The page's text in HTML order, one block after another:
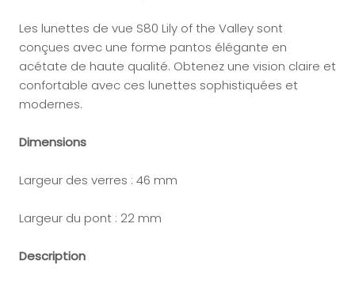
Les lunettes de vue S80 Lily of the Valley sont
conçues avec une forme pantos élégante en
acétate de haute qualité. Obtenez une vision claire et
confortable avec ces lunettes sophistiquées et
modernes.
Dimensions
Largeur des verres : 46 mm
Largeur du pont : 22 mm
Description